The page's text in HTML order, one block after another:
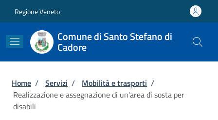
Regione Veneto
Comune di Santo Stefano di
Cadore
Briciole di pane
Home / Servizi / Mobilità e trasporti /
Realizzazione e assegnazione di un'area di sosta per
disabili